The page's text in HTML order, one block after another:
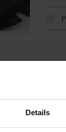
Details
EIGENSCHAFTEN